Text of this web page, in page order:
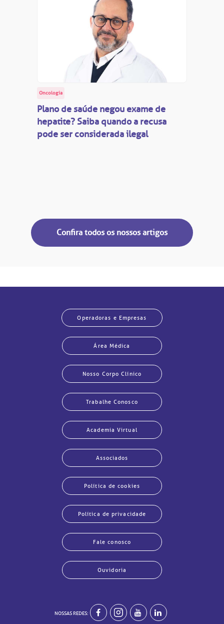
Oncologia
Plano de saúde negou exame de
hepatite? Saiba quando a recusa
pode ser considerada ilegal
Confira todos os nossos artigos
Operadoras e Empresas
Área Médica
Nosso Corpo Clínico
Trabalhe Conosco
Academia Virtual
Associados
Política de cookies
Política de privacidade
Fale conosco
Ouvidoria
NOSSAS REDES: